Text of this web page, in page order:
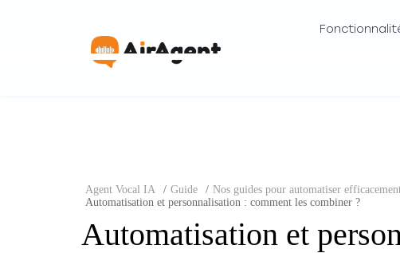
Agent Vocal IA / Guide / Nos guides pour automatiser
Automatisation et personnalisation : comment les combiner ?
Automatisation et